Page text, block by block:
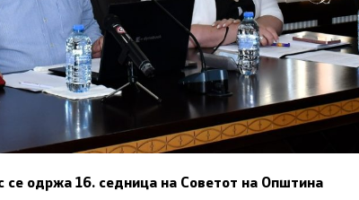
одржа 16. седница на Советот на Општина